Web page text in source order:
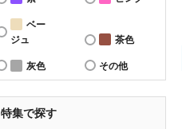
ベー
ジュ
茶色
灰色 その他
特集で探す